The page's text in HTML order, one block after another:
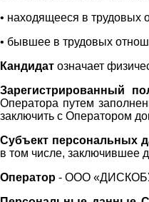
• находящееся в трудовых
• бывшее в трудовых
Кандидат означает
Зарегистрированный
Оператора путем
заключить с Оператором
Субъект персональных
в том числе, заключившее
Оператор - ООО «